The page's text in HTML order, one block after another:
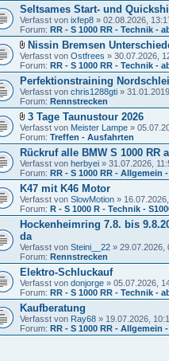
Seltsames Start- und
Verfasst von ixfep8 » 02.08.2026,
Forum: RR - S 1000 RR - Technik -
Nissin Bremsen
Verfasst von Ostfrees » 30.07.2026,
Forum: RR - S 1000 RR - Technik -
Perfektionstraining
Verfasst von chris1288gti »
Forum: Rennstrecken
3 Tage Taunustour 2026
Verfasst von Meister Lampe »
Forum: Treffen - Ausfahrten
Rückruf alle BMW S 1000 RR
Verfasst von herbyei » 31.07.2026,
Forum: RR - S 1000 RR - Allgemein
K47 mit K46 Motor
Verfasst von SlowMotion »
Forum: R - S 1000 R - Technik -
Hockenheimring 7.8. bis
da
Verfasst von Steini__22 » 29.07.2026,
Forum: Rennstrecken
Elektro-Schluckauf
Verfasst von donjorge » 05.07.2026,
Forum: RR - S 1000 RR - Technik -
Kaufberatung
Verfasst von Ray68 » 19.07.2026,
Forum: RR - S 1000 RR - Allgemein -